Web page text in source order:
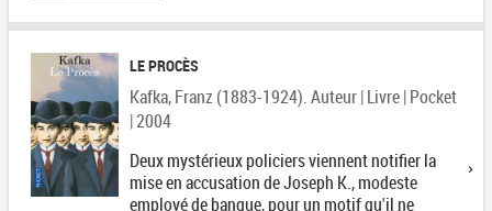
LE PROCÈS
Kafka, Franz (1883-1924). Auteur | Livre | Pocket
| 2004
Deux mystérieux policiers viennent notifier la
mise en accusation de Joseph K., modeste
employé de banque, pour un motif qu'il ne